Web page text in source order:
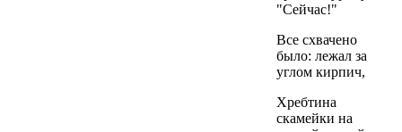
"Сейчас!"
Все схвачено
было: лежал за
углом кирпич,
Хребтина
скамейки на